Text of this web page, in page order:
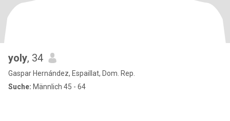
yoly, 34
Gaspar Hernández, Espaillat, Dom. Rep.
Suche: Männlich 45 - 64